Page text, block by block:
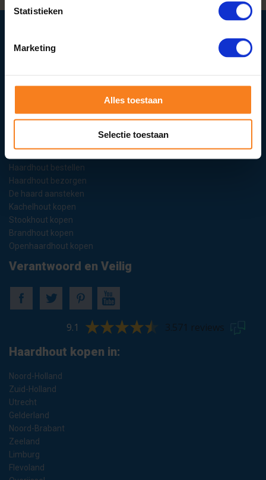
Statistieken
Marketing
Alles toestaan
Selectie toestaan
Over ons
Contact
Haardhout bestellen
Haardhout bezorgen
De haard aansteken
Kachelhout kopen
Stookhout kopen
Brandhout kopen
Openhaardhout kopen
Verantwoord en Veilig
9.1 3.571 reviews
Haardhout kopen in:
Noord-Holland
Zuid-Holland
Utrecht
Gelderland
Noord-Brabant
Zeeland
Limburg
Flevoland